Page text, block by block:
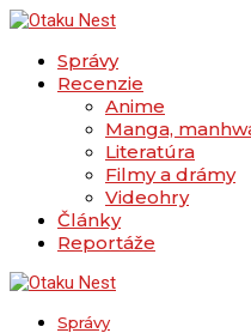
Správy
Recenzie
Anime
Manga,
Literatúra
Filmy a drámy
Videohry
Články
Reportáže
Správy